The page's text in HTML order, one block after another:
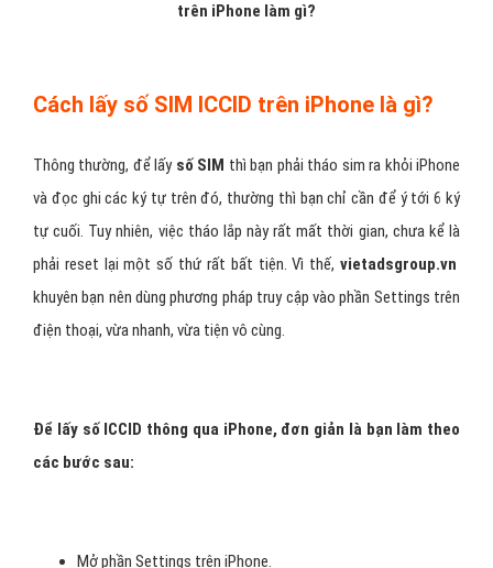
trên iPhone làm gì?
Cách lấy số SIM ICCID trên iPhone là gì?
Thông thường, để lấysố SIM thì bạn phải tháo sim ra khỏi iPhone
và đọc ghi các ký tự trên đó, thường thì bạn chỉ cần để ý tới 6 ký
tự cuối. Tuy nhiên, việc tháo lắp này rất mất thời gian, chưa kể là
phải reset lại một số thứ rất bất tiện. Vì thế, vietadsgroup.vn
khuyên bạn nên dùng phương pháp truy cập vào phần Settings trên
điện thoại, vừa nhanh, vừa tiện vô cùng.
Để lấy số ICCID thông qua iPhone, đơn giản là bạn làm theo
các bước sau:
Mở phần Settings trên iPhone.